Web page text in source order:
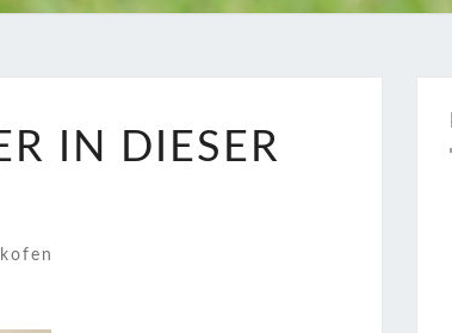
IN DIESER